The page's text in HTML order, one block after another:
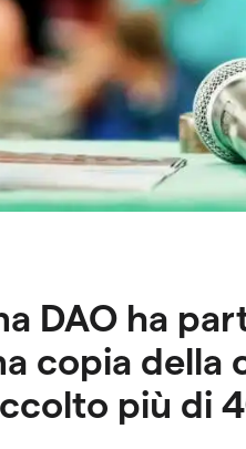
DAO ha
copia della
più di